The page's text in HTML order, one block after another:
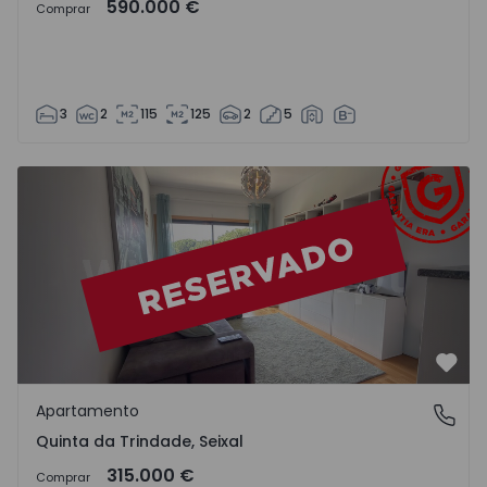
Comprar 590.000 €
3 2 115 125 2 5
Apartamento T1 Seixal, Quinta da Trindade - 1550299 - 14
Quinta da Trindade, Seixal
Apartamento
Quinta da Trindade, Seixal
Comprar 315.000 €